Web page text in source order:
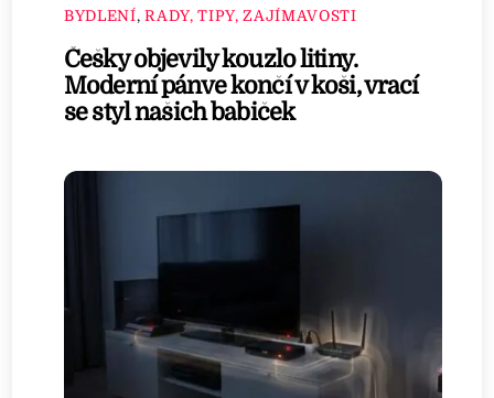
BYDLENÍ,RADY, TIPY, ZAJÍMAVOSTI
Češky objevily kouzlo litiny.
Moderní pánve končí v koši, vrací
se styl našich babiček